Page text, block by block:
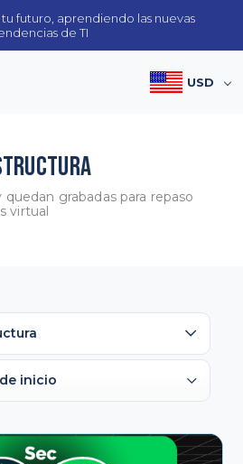
futuro, aprendiendo las nuevas
de TI
USD
grabadas para repaso
virtual